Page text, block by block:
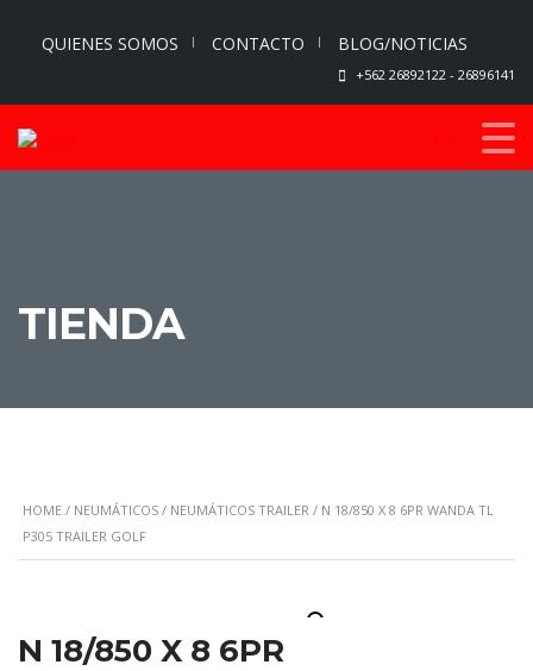
QUIENES SOMOS CONTACTO BLOG/NOTICIAS
+562 26892122 - 26896141
TIENDA
HOME / NEUMÁTICOS / NEUMÁTICOS TRAILER / N 18/850 X 8 6PR WANDA TL
P305 TRAILER GOLF
N 18/850 X 8 6PR